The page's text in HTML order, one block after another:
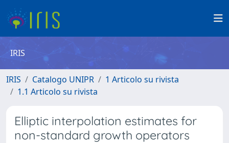
IRIS
IRIS Catalogo UNIPR
1 Articolo su rivista
1.1 Articolo su rivista
Elliptic interpolation estimates for
non-standard growth operators